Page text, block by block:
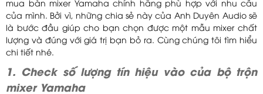
mua bàn mixer Yamaha chính hãng phù hợp với nhu cầu
của mình. Bởi vì, những chia sẻ này của Anh Duyên Audio sẽ
là bước đầu giúp cho bạn chọn được một mẫu mixer chất
lượng và đúng với giá trị bạn bỏ ra. Cùng chúng tôi tìm hiểu
chi tiết nhé.
1. Check số lượng tín hiệu vào của bộ trộn
mixer Yamaha